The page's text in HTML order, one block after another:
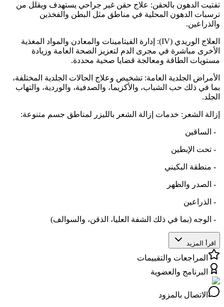
تفتيت الدهون بالحقن: علاج حقن غير جراحي يستهدف ويقلل من
ترسبات الدهون المحلية في مناطق مثل البطن والفخذين
والذراعين.
العلاج الوريدي (IV): إدارة الفيتامينات والمعادن والمواد المغذية
الأخرى مباشرة في مجرى الدم لتعزيز الصحة العامة وزيادة
مستويات الطاقة ومعالجة قضايا صحية محددة.
الأمراض الجلدية العامة: تشخيص وعلاج الحالات الجلدية المختلفة،
بما في ذلك حب الشباب، والأكزيما، والصدفية، والوردية، والتهاب
الجلد.
إزالة الشعر: خدمات إزالة الشعر بالليزر لمناطق جسم متنوعة:
- الساقين
- تحت الإبطين
- منطقة البكيني
- الصدر والظهر
- الذراعين
- الوجه (بما في ذلك الشفة العليا، الذقن، والسوالف)
اقرأ المزيد
المراجعات والتقييمات
البرنامج والعضوية
الاتصال بالمزود